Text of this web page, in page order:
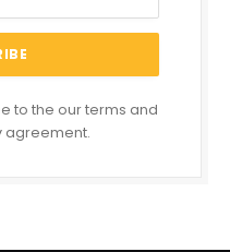
to the our terms and
agreement.